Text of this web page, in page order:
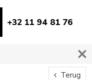
+32 11 94 81 76
Terug